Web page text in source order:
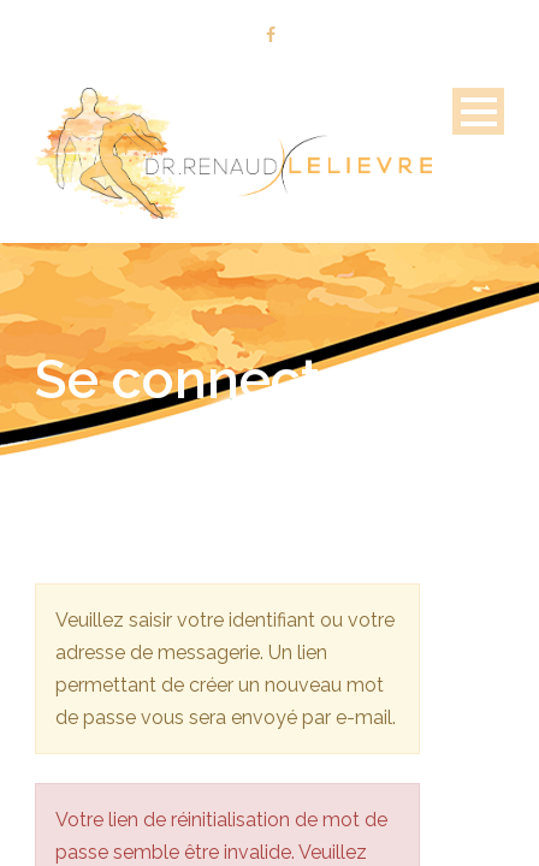
Se connecter
Veuillez saisir votre identifiant ou votre
adresse de messagerie. Un lien
permettant de créer un nouveau mot
de passe vous sera envoyé par e-mail.
Votre lien de réinitialisation de mot de
passe semble être invalide. Veuillez